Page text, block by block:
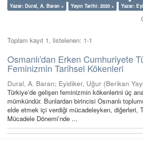
Yazar: Dural, A. Baran ×
Yayın Tarihi: 2020 × Yazar:
Toplam kayıt 1, listelenen: 1-1
Osmanlı'dan Erken Cumhuriyete
Feminizmin Tarihsel Kökenleri
Dural, A. Baran; Eyidiker, Uğur (Berikan
Türkiye’de gelişen feminizmin kökenlerini üç
mümkündür. Bunlardan birincisi Osmanlı
elde etmek içi verdiği mücadeleyken, diğerleri,
Mücadele Dönemi’nde ...